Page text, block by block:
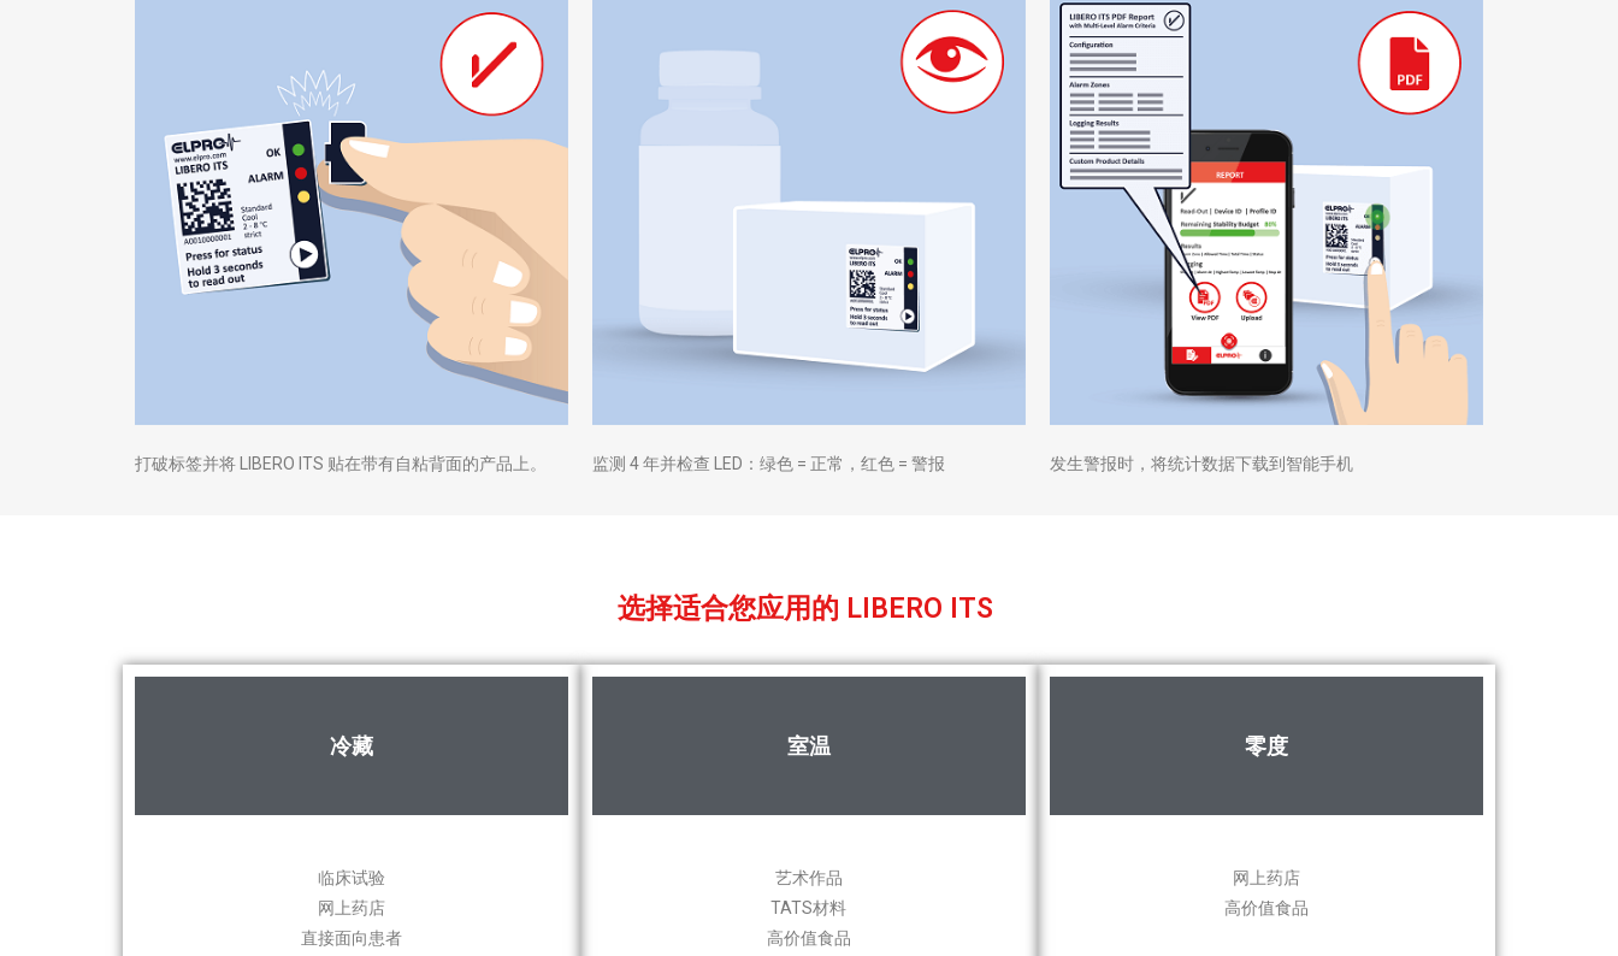
打破标签并将 LIBERO ITS 贴在带有自粘背面的产品上。 监测 4 年并检查 LED：绿色 = 正常，红色 = 警报 发生警报时，将统计数据下载到智能手机
选择适合您应用的 LIBERO ITS
冷藏
临床试验
网上药店
直接面向患者
室温
艺术作品
TATS材料
高价值食品
零度
网上药店
高价值食品